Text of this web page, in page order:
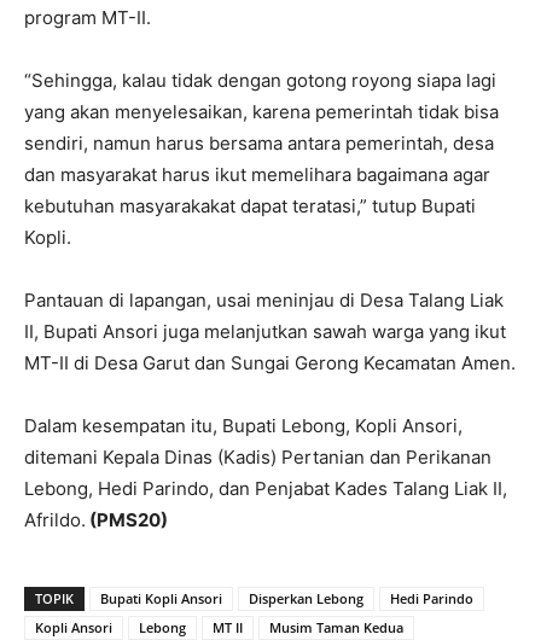
program MT-II.
“Sehingga, kalau tidak dengan gotong royong siapa lagi
yang akan menyelesaikan, karena pemerintah tidak bisa
sendiri, namun harus bersama antara pemerintah, desa
dan masyarakat harus ikut memelihara bagaimana agar
kebutuhan masyarakakat dapat teratasi,” tutup Bupati
Kopli.
Pantauan di lapangan, usai meninjau di Desa Talang Liak
II, Bupati Ansori juga melanjutkan sawah warga yang ikut
MT-II di Desa Garut dan Sungai Gerong Kecamatan Amen.
Dalam kesempatan itu, Bupati Lebong, Kopli Ansori,
ditemani Kepala Dinas (Kadis) Pertanian dan Perikanan
Lebong, Hedi Parindo, dan Penjabat Kades Talang Liak II,
Afrildo. (PMS20)
TOPIK Bupati Kopli Ansori Disperkan Lebong
Hedi Parindo
Kopli Ansori
Lebong MT II Musim Taman Kedua